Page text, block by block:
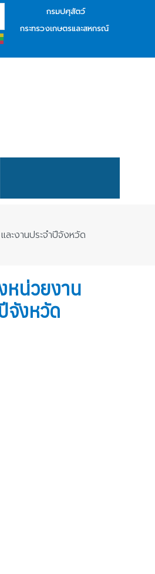
กรมปศุสัตว์
กระทรวงเกษตรและสหกรณ์
ะงานประจำปีจังหวัด
หน่วยงาน
จังหวัด